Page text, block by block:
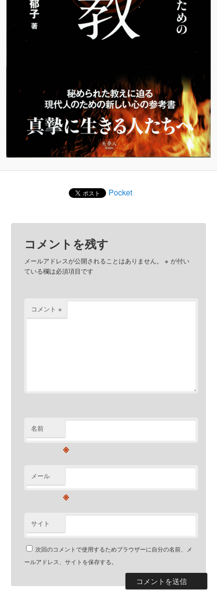
Pocket
コメントを残す
メールアドレスが公開されることはありません。 ※ が付い
ている欄は必須項目です
コメント ※
名前
※
メール
※
サイト
次回のコメントで使用するためブラウザーに自分の名前、メ
ールアドレス、サイトを保存する。